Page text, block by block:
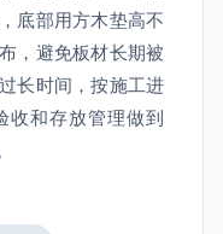
底部用方木垫高不
，避免板材长期被
长时间，按施工进
收和存放管理做到